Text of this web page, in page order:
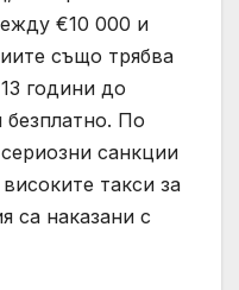
€10 000 и
също трябва
години до
По
санкции
такси за
са наказани с